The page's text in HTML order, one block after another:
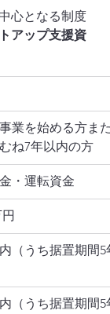
心となる制度
アップ支援資
業を始める方ま
ね7年以内の方
・運転資金
（うち据置期間5
（うち据置期間5